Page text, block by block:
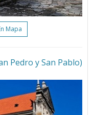
Mapa
Pedro y San Pablo)